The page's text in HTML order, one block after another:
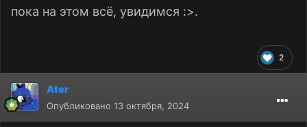
пока на этом всё, увидимся :>.
2
Ater
Опубликовано 13 октября, 2024